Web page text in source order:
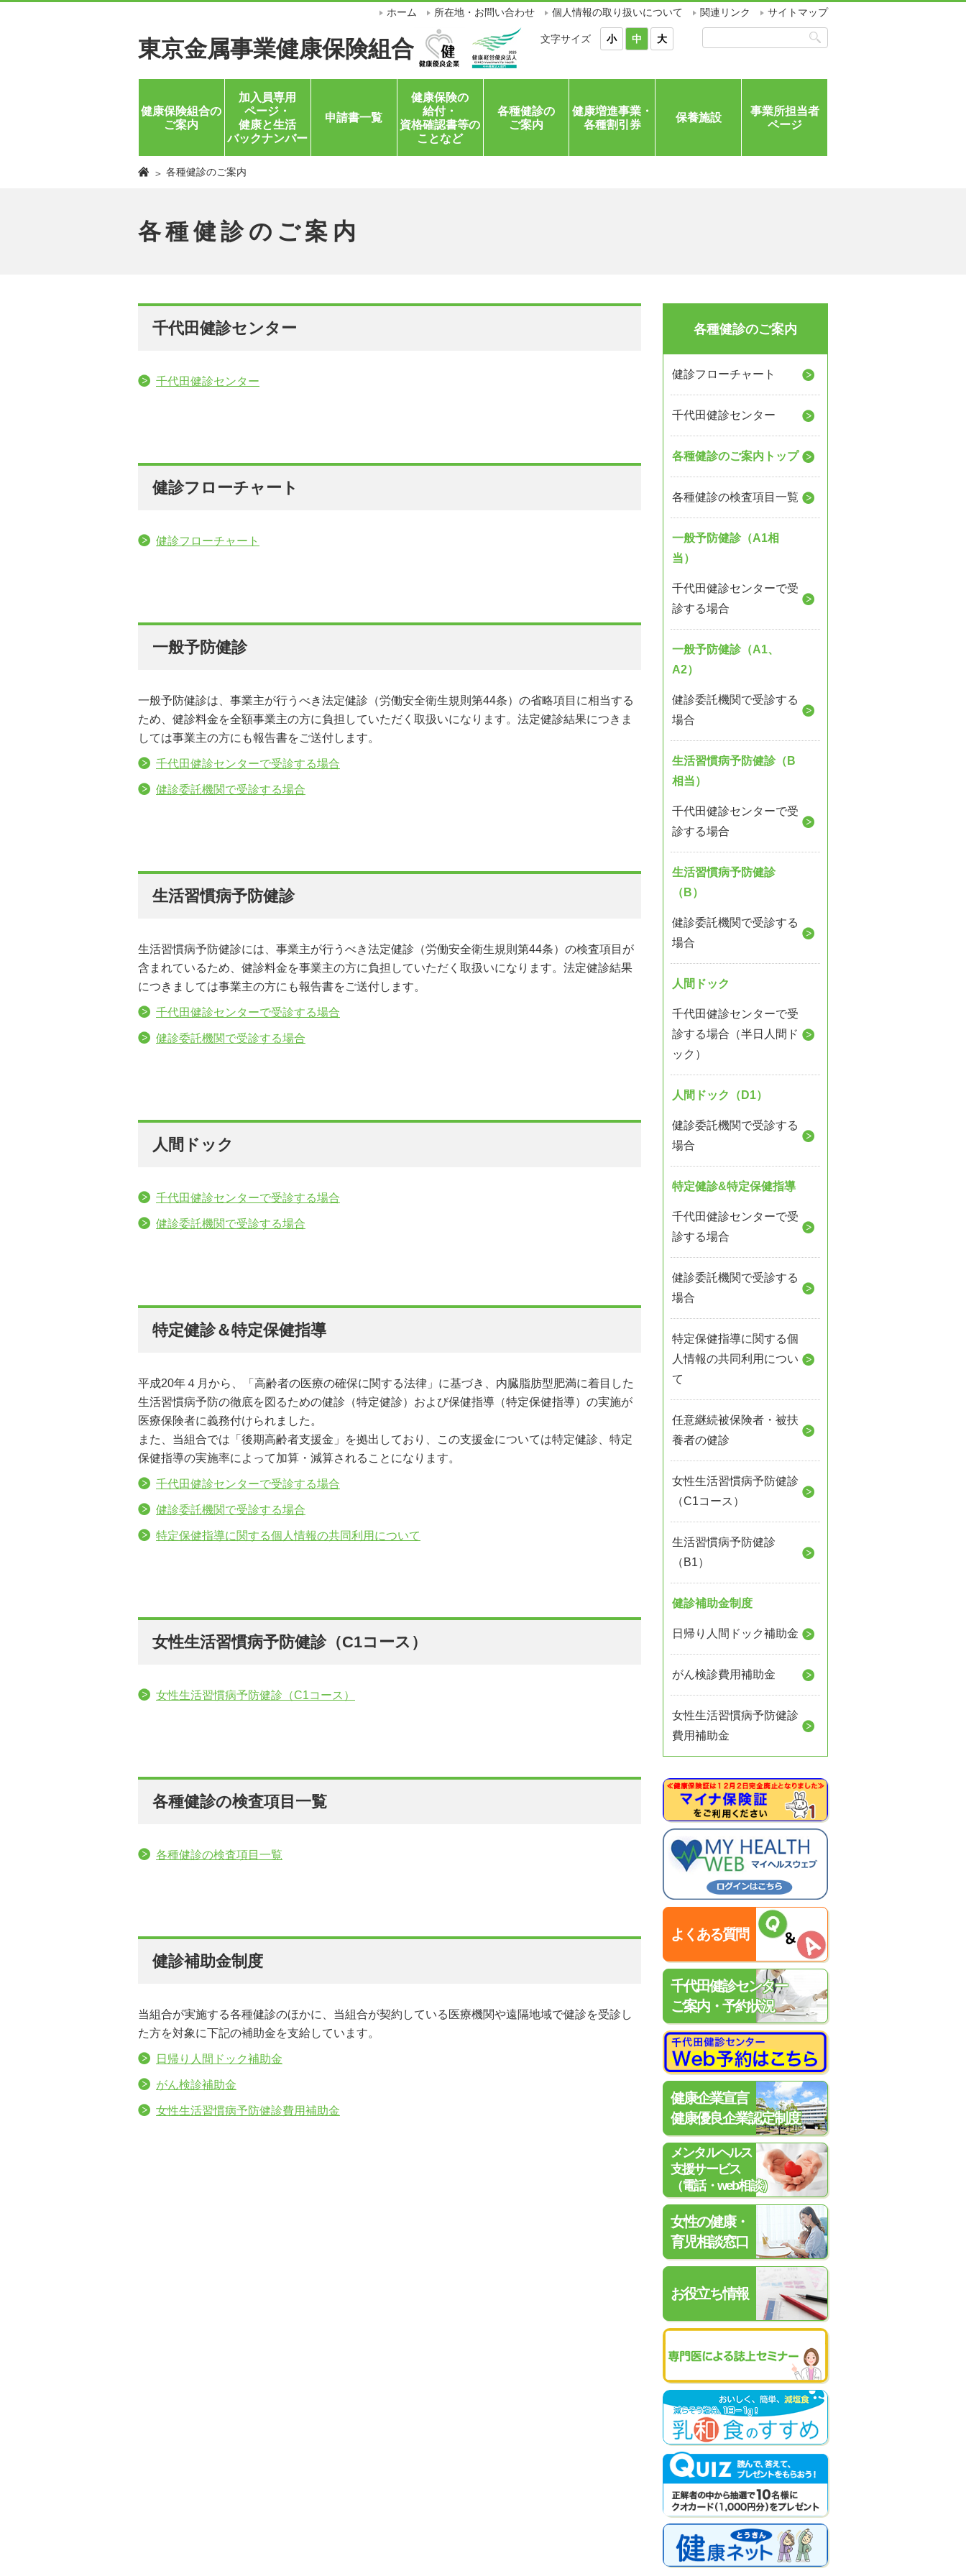
東京金属事業健康保険組合
ホーム 所在地・お問い合わせ 個人情報の取り扱いについて 関連リンク サイトマップ
文字サイズ 小 中 大
健康保険組合の
ご案内
加入員専用
ページ・
健康と生活
バックナンバー
申請書一覧
健康保険の
給付・
資格確認書等の
ことなど
各種健診の
ご案内
健康増進事業・
各種割引券
保養施設
事業所担当者
ページ
各種健診のご案内
各種健診のご案内
千代田健診センター
千代田健診センター
健診フローチャート
健診フローチャート
一般予防健診
一般予防健診は、事業主が行うべき法定健診（労働安全衛生規則第44条）の省略項目に相当する
ため、健診料金を全額事業主の方に負担していただく取扱いになります。法定健診結果につきま
しては事業主の方にも報告書をご送付します。
千代田健診センターで受診する場合
健診委託機関で受診する場合
生活習慣病予防健診
生活習慣病予防健診には、事業主が行うべき法定健診（労働安全衛生規則第44条）の検査項目が
含まれているため、健診料金を事業主の方に負担していただく取扱いになります。法定健診結果
につきましては事業主の方にも報告書をご送付します。
千代田健診センターで受診する場合
健診委託機関で受診する場合
人間ドック
千代田健診センターで受診する場合
健診委託機関で受診する場合
特定健診＆特定保健指導
平成20年４月から、「高齢者の医療の確保に関する法律」に基づき、内臓脂肪型肥満に着目した
生活習慣病予防の徹底を図るための健診（特定健診）および保健指導（特定保健指導）の実施が
医療保険者に義務付けられました。
また、当組合では「後期高齢者支援金」を拠出しており、この支援金については特定健診、特定
保健指導の実施率によって加算・減算されることになります。
千代田健診センターで受診する場合
健診委託機関で受診する場合
特定保健指導に関する個人情報の共同利用について
女性生活習慣病予防健診（C1コース）
女性生活習慣病予防健診（C1コース）
各種健診の検査項目一覧
各種健診の検査項目一覧
健診補助金制度
当組合が実施する各種健診のほかに、当組合が契約している医療機関や遠隔地域で健診を受診し
た方を対象に下記の補助金を支給しています。
日帰り人間ドック補助金
がん検診補助金
女性生活習慣病予防健診費用補助金
各種健診のご案内
健診フローチャート
千代田健診センター
各種健診のご案内トップ
各種健診の検査項目一覧
一般予防健診（A1相
当）
千代田健診センターで受
診する場合
一般予防健診（A1、
A2）
健診委託機関で受診する
場合
生活習慣病予防健診（B
相当）
千代田健診センターで受
診する場合
生活習慣病予防健診
（B）
健診委託機関で受診する
場合
人間ドック
千代田健診センターで受
診する場合（半日人間ド
ック）
人間ドック（D1）
健診委託機関で受診する
場合
特定健診&特定保健指導
千代田健診センターで受
診する場合
健診委託機関で受診する
場合
特定保健指導に関する個
人情報の共同利用につい
て
任意継続被保険者・被扶
養者の健診
女性生活習慣病予防健診
（C1コース）
生活習慣病予防健診
（B1）
健診補助金制度
日帰り人間ドック補助金
がん検診費用補助金
女性生活習慣病予防健診
費用補助金
よくある質問
千代田健診センター
ご案内・予約状況
健康企業宣言
健康優良企業認定制度
メンタルヘルス
支援サービス
（電話・web相談）
女性の健康・
育児相談窓口
お役立ち情報